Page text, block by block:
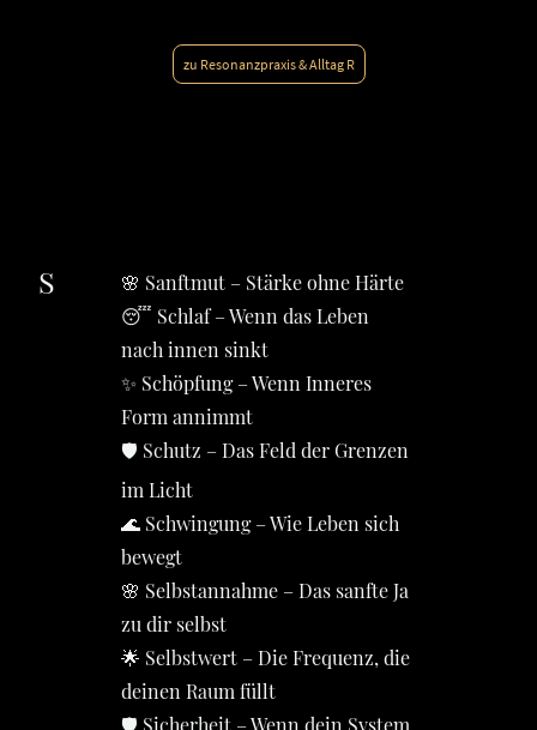
zu Resonanzpraxis & Alltag R
S
🌸 Sanftmut – Stärke ohne Härte
😴 Schlaf – Wenn das Leben
nach innen sinkt
✨ Schöpfung – Wenn Inneres
Form annimmt
🛡️ Schutz – Das Feld der Grenzen
im Licht
🌊 Schwingung – Wie Leben sich
bewegt
🌸 Selbstannahme – Das sanfte Ja
zu dir selbst
🌟 Selbstwert – Die Frequenz, die
deinen Raum füllt
🛡 Sicherheit – Wenn dein System